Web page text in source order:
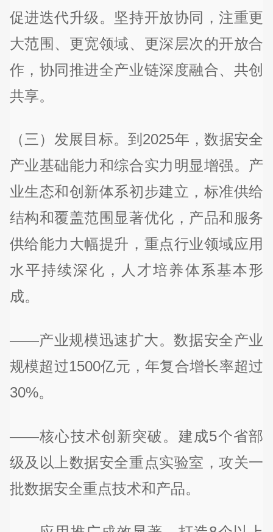
促进迭代升级。坚持开放协同，注重更
大范围、更宽领域、更深层次的开放合
作，协同推进全产业链深度融合、共创
共享。
（三）发展目标。到2025年，数据安全
产业基础能力和综合实力明显增强。产
业生态和创新体系初步建立，标准供给
结构和覆盖范围显著优化，产品和服务
供给能力大幅提升，重点行业领域应用
水平持续深化，人才培养体系基本形
成。
——产业规模迅速扩大。数据安全产业
规模超过1500亿元，年复合增长率超过
30%。
——核心技术创新突破。建成5个省部
级及以上数据安全重点实验室，攻关一
批数据安全重点技术和产品。